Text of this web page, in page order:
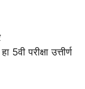
5वी परीक्षा उत्तीर्ण